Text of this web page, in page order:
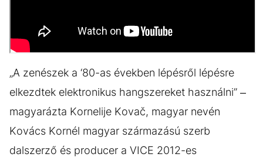
„A zenészek a ‘80-as években lépésről lépésre
elkezdtek elektronikus hangszereket használni” –
magyarázta Kornelije Kovač, magyar nevén
Kovács Kornél magyar származású szerb
dalszerző és producer a VICE 2012-es